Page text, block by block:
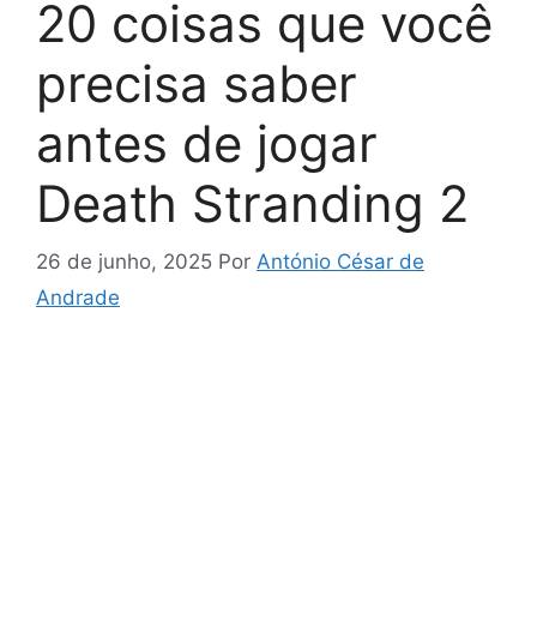
20 coisas que você
precisa saber
antes de jogar
Death Stranding 2
26 de junho, 2025 Por António César de
Andrade